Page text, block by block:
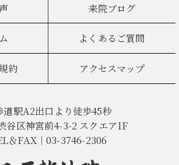
来院ブログ
よくあるご質問
約 アクセスマップ
道駅A2出口より徒歩45秒
谷区神宮前4-3-2 スクエア1F
＆FAX｜03-3746-2306